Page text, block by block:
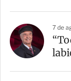
7 de